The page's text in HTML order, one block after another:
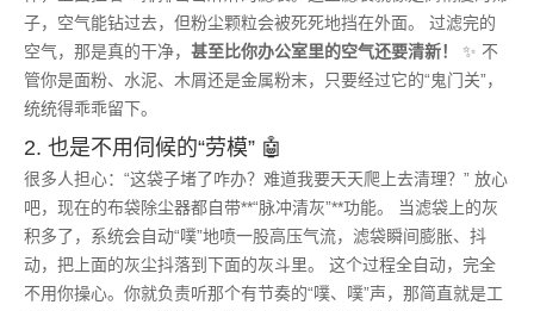
子，空气能钻过去，但粉尘颗粒会被死死地挡在外面。 过滤完的
空气，那是真的干净， 甚至比你办公室里的空气还要清新！
✨ 不
管你是面粉、水泥、木屑还是金属粉末，只要经过它的“鬼门关”，
统统得乖乖留下。
2. 也是不用伺候的“劳模” 🤖
很多人担心：“这袋子堵了咋办？难道我要天天爬上去清理？” 放心
吧，现在的布袋除尘器都自带**“脉冲清灰”**功能。 当滤袋上的灰
积多了，系统会自动“噗”地喷一股高压气流，滤袋瞬间膨胀、抖
动，把上面的灰尘抖落到下面的灰斗里。 这个过程全自动，完全
不用你操心。你就负责听那个有节奏的“噗、噗”声，那简直就是工